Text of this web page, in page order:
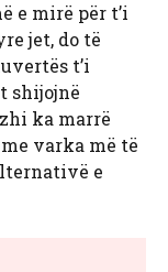
e mirë për t’i
jet, do të
t’i
shijojnë
ka marrë
varka më të
e